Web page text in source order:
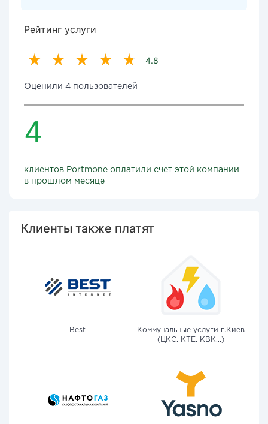
Рейтинг услуги
4.8
Оценили 4 пользователей
4
клиентов Portmone оплатили счет этой компании
в прошлом месяце
Клиенты также платят
Best
Коммунальные услуги г.Киев
(ЦКС, КТЕ, КВК...)